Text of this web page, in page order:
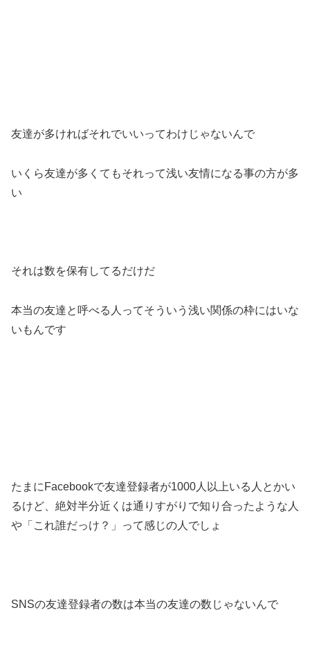
友達が多ければそれでいいってわけじゃないんで
いくら友達が多くてもそれって浅い友情になる事の方が多
い
それは数を保有してるだけだ
本当の友達と呼べる人ってそういう浅い関係の枠にはいな
いもんです
たまにFacebookで友達登録者が1000人以上いる人とかい
るけど、絶対半分近くは通りすがりで知り合ったような人
や「これ誰だっけ？」って感じの人でしょ
SNSの友達登録者の数は本当の友達の数じゃないんで